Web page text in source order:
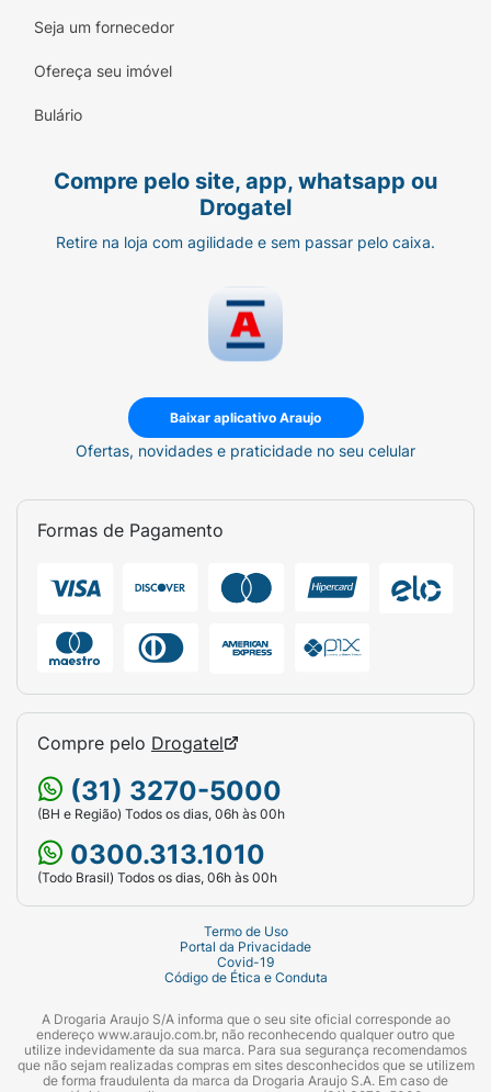
Seja um fornecedor
Ofereça seu imóvel
Bulário
Compre pelo site, app, whatsapp ou
Drogatel
Retire na loja com agilidade e sem passar pelo caixa.
Baixar aplicativo Araujo
Ofertas, novidades e praticidade no seu celular
Formas de Pagamento
Compre pelo Drogatel
(31) 3270-5000
(BH e Região) Todos os dias, 06h às 00h
0300.313.1010
(Todo Brasil) Todos os dias, 06h às 00h
Termo de Uso
Portal da Privacidade
Covid-19
Código de Ética e Conduta
A Drogaria Araujo S/A informa que o seu site oficial corresponde ao
endereço www.araujo.com.br, não reconhecendo qualquer outro que
utilize indevidamente da sua marca. Para sua segurança recomendamos
que não sejam realizadas compras em sites desconhecidos que se utilizem
de forma fraudulenta da marca da Drogaria Araujo S.A. Em caso de